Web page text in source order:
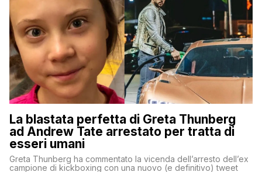
La blastata perfetta di Greta Thunberg
ad Andrew Tate arrestato per tratta di
esseri umani
Greta Thunberg ha commentato la vicenda dell’arresto dell’ex
campione di kickboxing con una nuovo (e definitivo) tweet